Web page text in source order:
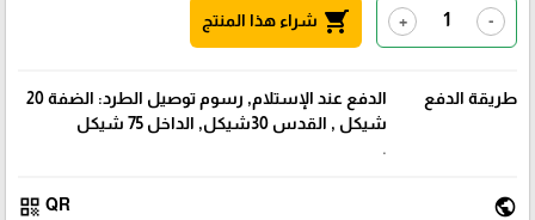
-
+
shopping_cart شراء هذا المنتج
طريقة الدفع
الدفع عند الإستلام, رسوم توصيل الطرد: الضفة 20
شيكل , القدس 30شيكل, الداخل 75 شيكل
.
public
QR
qr_code